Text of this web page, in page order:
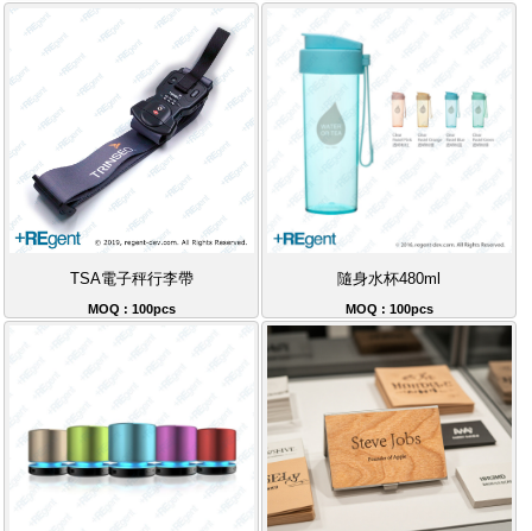
TSA電子秤行李帶
MOQ : 100pcs
隨身水杯480ml
MOQ : 100pcs